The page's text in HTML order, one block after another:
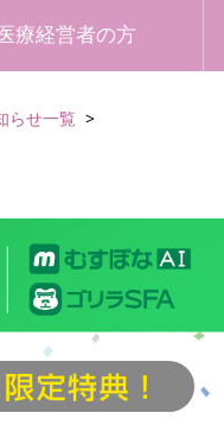
療経営者の方
らせ一覧